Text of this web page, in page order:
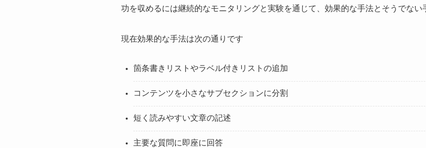
功を収めるには継続的なモニタリングと実験を通じて、効果的な手法とそうでない
現在効果的な手法は次の通りです
箇条書きリストやラベル付きリストの追加
コンテンツを小さなサブセクションに分割
短く読みやすい文章の記述
主要な質問に即座に回答